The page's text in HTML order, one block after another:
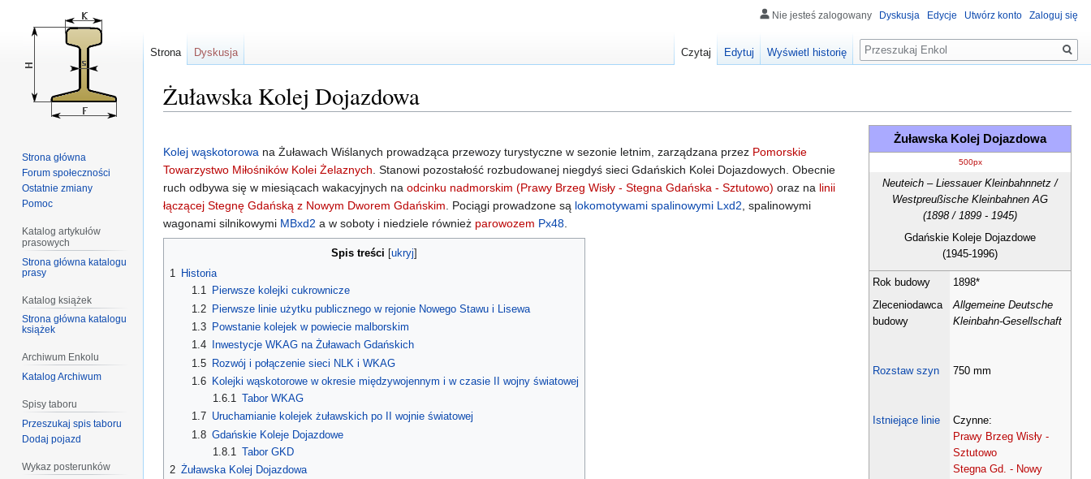
Żuławska Kolej Dojazdowa
do
nawigacji
do
wyszukiwania
Żuławska Kolej Dojazdowa
500px
Neuteich – Liessauer Kleinbahnnetz /
Westpreußische Kleinbahnen AG
(1898 / 1899 - 1945)
Gdańskie Koleje Dojazdowe
(1945-1996)
Rok budowy
1898*
Zleceniodawca
budowy
Allgemeine Deutsche
Kleinbahn-Gesellschaft
Rozstaw szyn 750 mm
Istniejące linie
Czynne:
Prawy Brzeg Wisły -
Sztutowo
Stegna Gd. - Nowy
Kolej wąskotorowa na Żuławach Wiślanych prowadząca przewozy turystyczne w sezonie letnim, zarządzana przez Pomorskie
Towarzystwo Miłośników Kolei Żelaznych. Stanowi pozostałość rozbudowanej niegdyś sieci Gdańskich Kolei Dojazdowych. Obecnie
ruch odbywa się w miesiącach wakacyjnych na odcinku nadmorskim (Prawy Brzeg Wisły - Stegna Gdańska - Sztutowo) oraz na linii
łączącej Stegnę Gdańską z Nowym Dworem Gdańskim. Pociągi prowadzone są lokomotywami spalinowymi Lxd2, spalinowymi
wagonami silnikowymi MBxd2 a w soboty i niedziele również parowozem Px48.
Spis treści
1 Historia
1.1
Pierwsze kolejki cukrownicze
1.2
Pierwsze linie użytku publicznego w rejonie Nowego Stawu i Lisewa
1.3
Powstanie kolejek w powiecie malborskim
1.4
Inwestycje WKAG na Żuławach Gdańskich
1.5
Rozwój i połączenie sieci NLK i WKAG
1.6
Kolejki wąskotorowe w okresie międzywojennym i w czasie II wojny światowej
1.6.1 Tabor WKAG
1.7 Uruchamianie kolejek żuławskich po II wojnie światowej
1.8 Gdańskie Koleje Dojazdowe
1.8.1
Tabor GKD
2 Żuławska Kolej Dojazdowa
Nie jesteś zalogowany Dyskusja Edycje Utwórz konto Zaloguj się
Strona Dyskusja Czytaj Edytuj Wyświetl historię
Szukaj
Strona główna
Forum społeczności
Ostatnie zmiany
Pomoc
Katalog artykułów
prasowych
Strona główna katalogu
prasy
Katalog książek
Strona główna katalogu
książek
Archiwum Enkolu
Katalog Archiwum
Spisy taboru
Przeszukaj spis taboru
Dodaj pojazd
Wykaz posterunków